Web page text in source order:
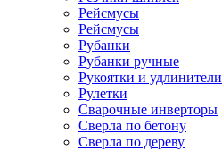
Рейсмусы
Рейсмусы
Рубанки
Рубанки ручные
Рукоятки и удлинители
Рулетки
Сварочные инверторы
Сверла по бетону
Сверла по дереву